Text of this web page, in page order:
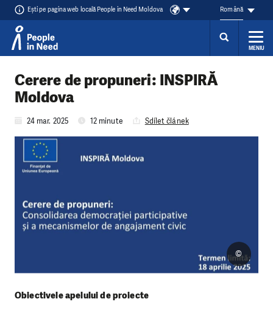
Ești pe pagina web locală People in Need Moldova Română
MENIU
Cerere de propuneri: INSPIRĂ
Moldova
24 mar. 2025 12 minute Sdílet článek
©
Obiectivele apelului de proiecte